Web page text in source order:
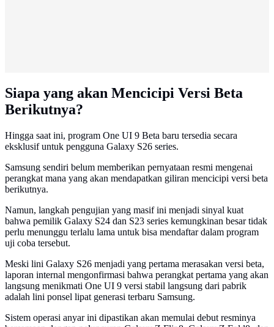
Siapa yang akan Mencicipi Versi Beta
Berikutnya?
Hingga saat ini, program One UI 9 Beta baru tersedia secara
eksklusif untuk pengguna Galaxy S26 series.
Samsung sendiri belum memberikan pernyataan resmi mengenai
perangkat mana yang akan mendapatkan giliran mencicipi versi beta
berikutnya.
Namun, langkah pengujian yang masif ini menjadi sinyal kuat
bahwa pemilik Galaxy S24 dan S23 series kemungkinan besar tidak
perlu menunggu terlalu lama untuk bisa mendaftar dalam program
uji coba tersebut.
Meski lini Galaxy S26 menjadi yang pertama merasakan versi beta,
laporan internal mengonfirmasi bahwa perangkat pertama yang akan
langsung menikmati One UI 9 versi stabil langsung dari pabrik
adalah lini ponsel lipat generasi terbaru Samsung.
Sistem operasi anyar ini dipastikan akan memulai debut resminya